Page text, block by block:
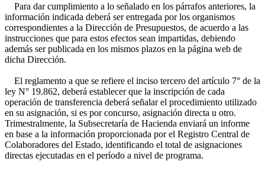
Para dar cumplimiento a lo señalado en los párrafos anteriores, la
información indicada deberá ser entregada por los organismos
correspondientes a la Dirección de Presupuestos, de acuerdo a las
instrucciones que para estos efectos sean impartidas, debiendo
además ser publicada en los mismos plazos en la página web de
dicha Dirección.
El reglamento a que se refiere el inciso tercero del artículo 7° de la
ley N° 19.862, deberá establecer que la inscripción de cada
operación de transferencia deberá señalar el procedimiento utilizado
en su asignación, si es por concurso, asignación directa u otro.
Trimestralmente, la Subsecretaría de Hacienda enviará un informe
en base a la información proporcionada por el Registro Central de
Colaboradores del Estado, identificando el total de asignaciones
directas ejecutadas en el período a nivel de programa.